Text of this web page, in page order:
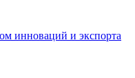
инноваций и экспорта